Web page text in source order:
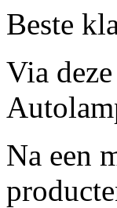
Beste
Via
Na een